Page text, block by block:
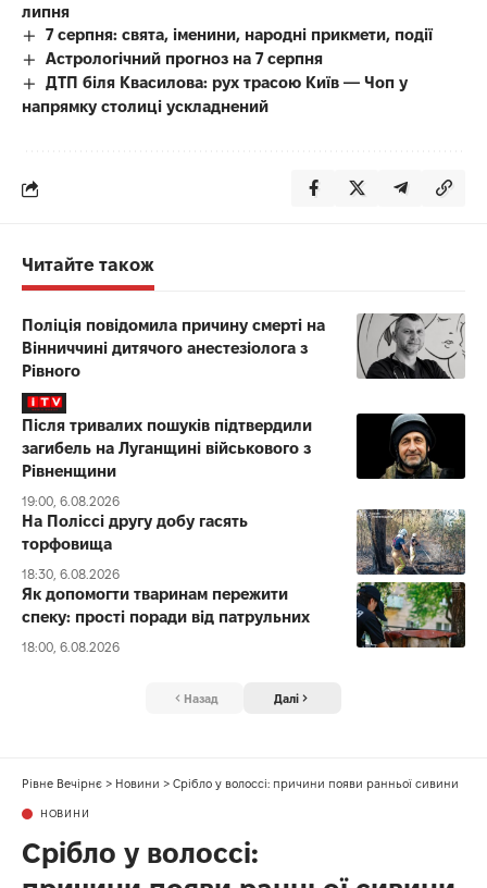
липня
7 серпня: свята, іменини, народні прикмети, події
Астрологічний прогноз на 7 серпня
ДТП біля Квасилова: рух трасою Київ — Чоп у
напрямку столиці ускладнений
Читайте також
Поліція повідомила причину смерті на
Вінниччині дитячого анестезіолога з
Рівного
Після тривалих пошуків підтвердили
загибель на Луганщині військового з
Рівненщини
19:00, 6.08.2026
На Поліссі другу добу гасять
торфовища
18:30, 6.08.2026
Як допомогти тваринам пережити
спеку: прості поради від патрульних
18:00, 6.08.2026
Назад Далі
Рівне Вечірнє > Новини > Срібло у волоссі: причини появи ранньої сивини
НОВИНИ
Срібло у волоссі: